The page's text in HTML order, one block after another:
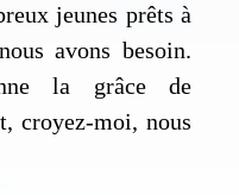
jeunes prêts à
avons besoin.
la grâce de
croyez-moi, nous